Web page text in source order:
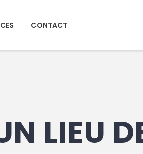
CONTACT
LIEU